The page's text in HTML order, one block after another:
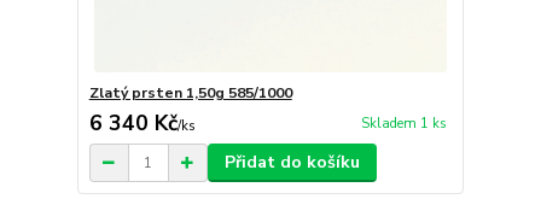
Zlatý prsten 1,50g 585/1000
6 340 Kč/ks Skladem 1 ks
Přidat do košíku